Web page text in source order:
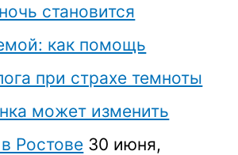
становится
как помощь
при страхе темноты
может изменить
Ростове 30 июня,